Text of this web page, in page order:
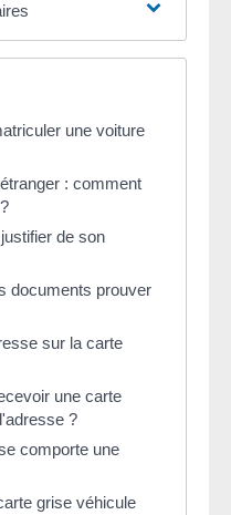
une voiture
: comment
de son
documents prouver
sur la carte
une carte
?
comporte une
grise véhicule